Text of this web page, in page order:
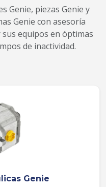
Genie, piezas Genie y
Genie con asesoría
equipos en óptimas
de inactividad.
Genie